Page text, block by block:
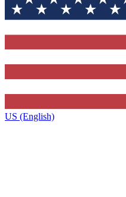
US (English)